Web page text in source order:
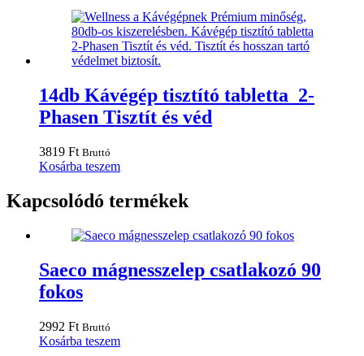
14db Kávégép tisztító tabletta 2-
Phasen Tisztít és véd
3819 Ft Bruttó
Kosárba teszem
Kapcsolódó termékek
Saeco mágnesszelep csatlakozó 90
fokos
2992 Ft Bruttó
Kosárba teszem